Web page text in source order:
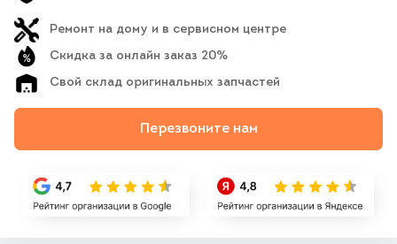
Ремонт на дому и в сервисном центре
Скидка за онлайн заказ 20%
Свой склад оригинальных запчастей
Перезвоните нам